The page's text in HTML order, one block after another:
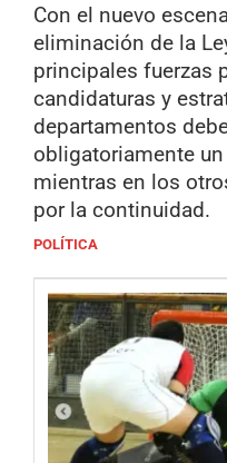
Con el nuevo
eliminación de la
principales fuerzas
candidaturas y
departamentos
obligatoriamente
mientras en los
por la continuidad.
POLÍTICA